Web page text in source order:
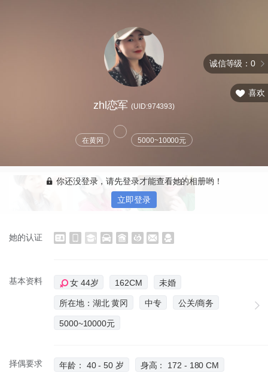
诚信等级：0
zhl恋军(UID:974393)
在黄冈 5000~10000元
喜欢
你还没登录，请先登录才能查看她的相册哟！
立即登录
她的认证
基本资料 女 44岁 162CM 未婚
所在地：湖北 黄冈 中专 公关/商务
5000~10000元
择偶要求 年龄： 40 - 50 岁 身高： 172 - 180 CM